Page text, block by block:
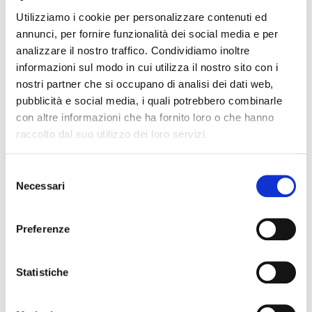
Utilizziamo i cookie per personalizzare contenuti ed
annunci, per fornire funzionalità dei social media e per
analizzare il nostro traffico. Condividiamo inoltre
informazioni sul modo in cui utilizza il nostro sito con i
nostri partner che si occupano di analisi dei dati web,
pubblicità e social media, i quali potrebbero combinarle
con altre informazioni che ha fornito loro o che hanno
raccolto dal suo utilizzo dei loro servizi.
delNecessari
Preferenze
Statistiche
colonne doriche "tuttotondo", che a differenza
delle precedenti, si liberano dal piano della muratura
retrostante. Sopra di esse appoggiano ancora dei
frammenti di trabeazione (con un triglifo per ciascuna
colonna), e il balcone che ripropone la leggera sagoma
semicircolare al centro.
INFORMAZIONI SULLO STATO DELLA
primo piano si trovano in discreto stato di conservazione.
presumibilmente nei primi anni 30 del settecento con la
pellicola pittorica a vista, furono tinteggiate con
“tempera lavabile” giallo pallido. Si presume che in
origine le decorazioni proseguissero anche sulle pareti.